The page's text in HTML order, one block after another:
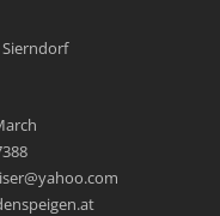
Sierndorf